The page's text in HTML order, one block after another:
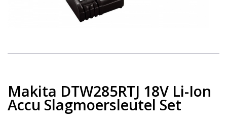
Makita DTW285RTJ 18V Li-Ion
Accu Slagmoersleutel Set